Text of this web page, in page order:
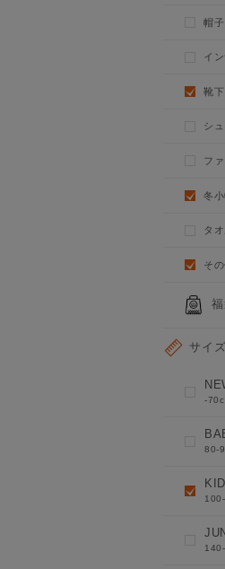
帽子
イ
靴
シ
フ
冬小
タ
そ
サイ
-
80-